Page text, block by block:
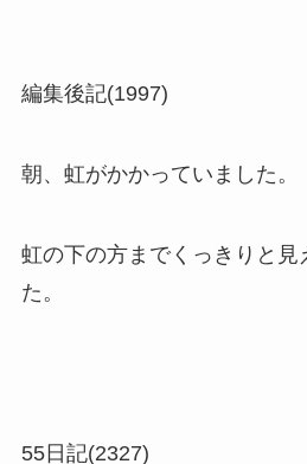
編集後記(1997)
朝、虹がかかっていました。
虹の下の方までくっきりと見
た。
55日記(2327)